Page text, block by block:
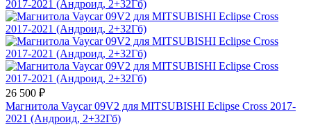
26 500 ₽
Магнитола Vaycar 09V2 для MITSUBISHI Eclipse Cross 2017-
2021 (Андроид, 2+32Гб)